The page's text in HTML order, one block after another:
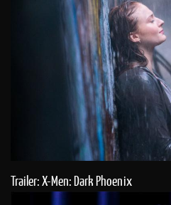
Trailer: X-Men: Dark Phoenix